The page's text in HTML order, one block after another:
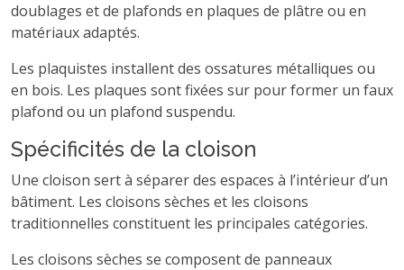
doublages et de plafonds en plaques de plâtre ou en
matériaux adaptés.
Les plaquistes installent des ossatures métalliques ou
en bois. Les plaques sont fixées sur pour former un faux
plafond ou un plafond suspendu.
Spécificités de la cloison
Une cloison sert à séparer des espaces à l’intérieur d’un
bâtiment. Les cloisons sèches et les cloisons
traditionnelles constituent les principales catégories.
Les cloisons sèches se composent de panneaux